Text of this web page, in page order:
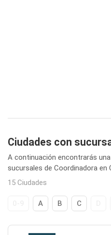
Ciudades con
A continuación encontrarás
sucursales de Coordinadora en
15 Ciudades
A B C